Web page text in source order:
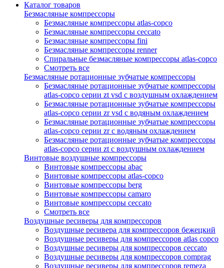
Каталог товаров
Безмасляные компрессоры
Безмасляные компрессоры atlas-copco
Безмасляные компрессоры ceccato
Безмасляные компрессоры fini
Безмасляные компрессоры renner
Спиральные безмасляные компрессоры atlas-copco
Смотреть все
Безмасляные ротационные зубчатые компрессоры
Безмасляные ротационные зубчатые компрессоры
atlas-copco серии zt vsd с воздушным охлаждением
Безмасляные ротационные зубчатые компрессоры
atlas-copco серии zr vsd с водяным охлаждением
Безмасляные ротационные зубчатые компрессоры
atlas-copco серии zr с водяным охлаждением
Безмасляные ротационные зубчатые компрессоры
atlas-copco серии zt с воздушным охлаждением
Винтовые воздушные компрессоры
Винтовые компрессоры abac
Винтовые компрессоры atlas-copco
Винтовые компрессоры berg
Винтовые компрессоры camaro
Винтовые компрессоры ceccato
Смотреть все
Воздушные ресиверы для компрессоров
Воздушные ресивера для компрессоров бежецкий
Воздушные ресиверы для компрессоров atlas copco
Воздушные ресиверы для компрессоров ceccato
Воздушные ресиверы для компрессоров comprag
Воздушные ресиверы для компрессоров remeza